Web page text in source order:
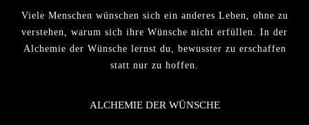
Viele Menschen wünschen sich ein anderes Leben, ohne zu
verstehen, warum sich ihre Wünsche nicht erfüllen. In der
Alchemie der Wünsche lernst du, bewusster zu erschaffen
statt nur zu hoffen.
ALCHEMIE DER WÜNSCHE